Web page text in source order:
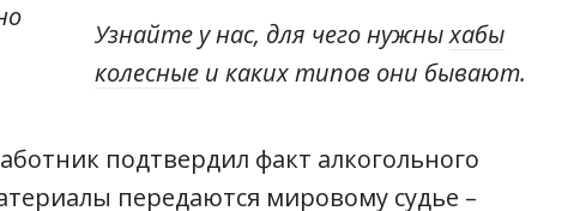
Узнайте у нас, для чего нужныхабы
колесные и каких типов они бывают.
подтвердил факт алкогольного
передаются мировому судье –